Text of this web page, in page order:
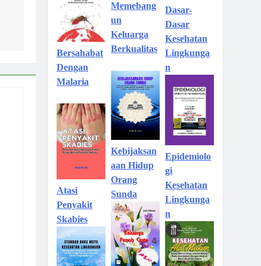
Bersahabat
Dengan
Malaria
Atasi
Penyakit
Skabies
Memebang
un
Keluarga
Berkualitas
Kebijaksan
aan Hidup
Orang
Sunda
Dasar-
Dasar
Kesehatan
Lingkunga
n
Epidemiolo
gi
Kesehatan
Lingkunga
n